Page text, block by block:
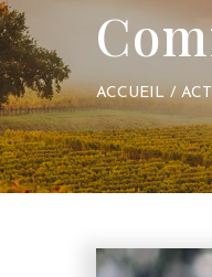
ACCUEIL /